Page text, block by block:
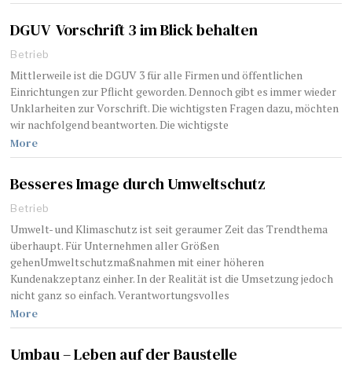
DGUV Vorschrift 3 im Blick behalten
Betrieb
Mittlerweile ist die DGUV 3 für alle Firmen und öffentlichen
Einrichtungen zur Pflicht geworden. Dennoch gibt es immer wieder
Unklarheiten zur Vorschrift. Die wichtigsten Fragen dazu, möchten
wir nachfolgend beantworten. Die wichtigste
More
Besseres Image durch Umweltschutz
Betrieb
Umwelt- und Klimaschutz ist seit geraumer Zeit das Trendthema
überhaupt. Für Unternehmen aller Größen
gehenUmweltschutzmaßnahmen mit einer höheren
Kundenakzeptanz einher. In der Realität ist die Umsetzung jedoch
nicht ganz so einfach. Verantwortungsvolles
More
Umbau – Leben auf der Baustelle